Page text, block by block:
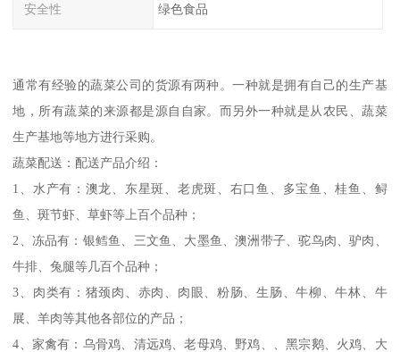
安全性 绿色食品
通常有经验的蔬菜公司的货源有两种。一种就是拥有自己的生产基
地，所有蔬菜的来源都是源自自家。而另外一种就是从农民、蔬菜
生产基地等地方进行采购。
蔬菜配送：配送产品介绍：
1、水产有：澳龙、东星斑、老虎斑、右口鱼、多宝鱼、桂鱼、鲟
鱼、斑节虾、草虾等上百个品种；
2、冻品有：银鳕鱼、三文鱼、大墨鱼、澳洲带子、驼鸟肉、驴肉、
牛排、兔腿等几百个品种；
3、肉类有：猪颈肉、赤肉、肉眼、粉肠、生肠、牛柳、牛林、牛
展、羊肉等其他各部位的产品；
4、家禽有：乌骨鸡、清远鸡、老母鸡、野鸡、、黑宗鹅、火鸡、大